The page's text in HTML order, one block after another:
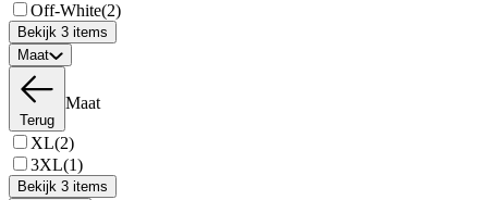
Off-White(2)
Bekijk 3 items
Maat
Terug
Maat
XL(2)
3XL(1)
Bekijk 3 items